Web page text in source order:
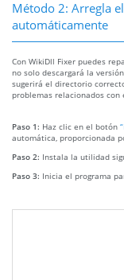
Método 2: Arregla
automáticamente
Con WikiDll Fixer puedes
no solo descargará la
sugerirá el directorio
problemas relacionados
Paso 1: Haz clic en el botón
automática, proporcionada
Paso 2: Instala la utilidad
Paso 3: Inicia el programa